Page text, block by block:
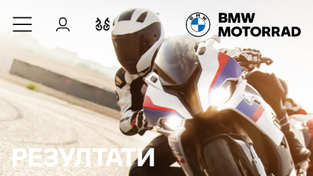
Към основното съдържание
Вход Cравнете
РЕЗУЛТАТИ